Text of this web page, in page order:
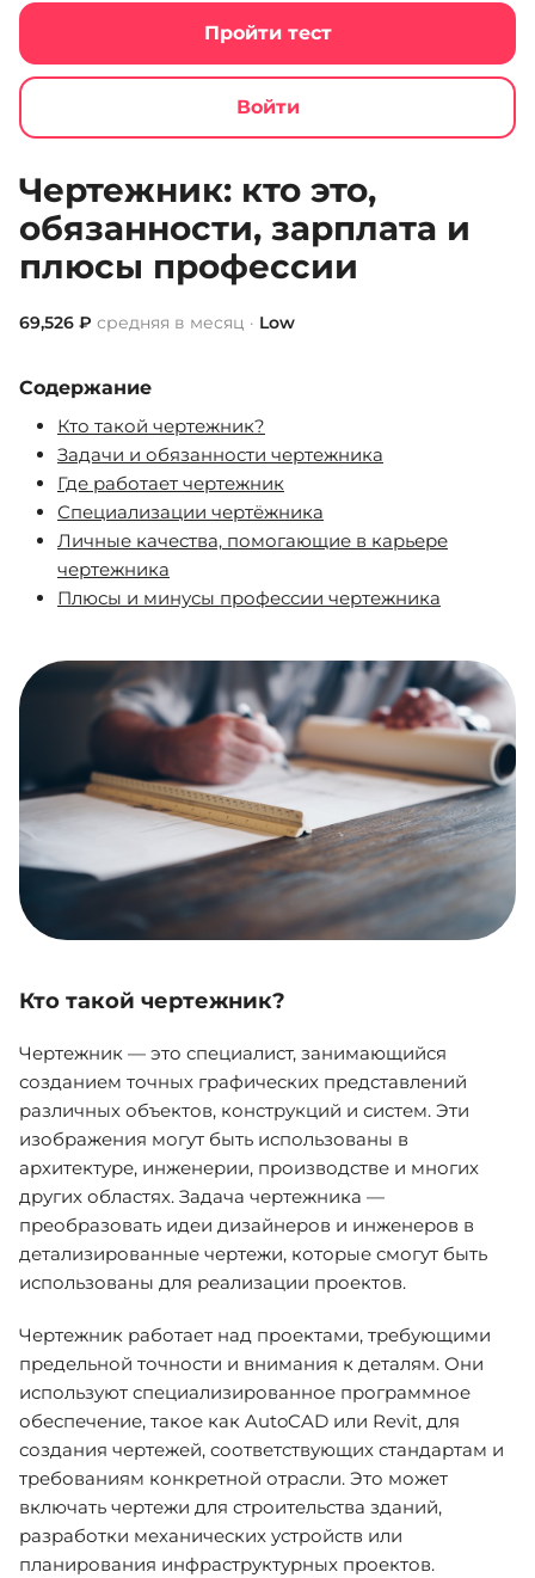
Пройти тест
Войти
Чертежник: кто это,
обязанности, зарплата и
плюсы профессии
69,526 ₽ средняя в месяц · Low
Содержание
Кто такой чертежник?
Задачи и обязанности чертежника
Где работает чертежник
Специализации чертёжника
Личные качества, помогающие в карьере
чертежника
Плюсы и минусы профессии чертежника
Кто такой чертежник?
Чертежник — это специалист, занимающийся
созданием точных графических представлений
различных объектов, конструкций и систем. Эти
изображения могут быть использованы в
архитектуре, инженерии, производстве и многих
других областях. Задача чертежника —
преобразовать идеи дизайнеров и инженеров в
детализированные чертежи, которые смогут быть
использованы для реализации проектов.
Чертежник работает над проектами, требующими
предельной точности и внимания к деталям. Они
используют специализированное программное
обеспечение, такое как AutoCAD или Revit, для
создания чертежей, соответствующих стандартам и
требованиям конкретной отрасли. Это может
включать чертежи для строительства зданий,
разработки механических устройств или
планирования инфраструктурных проектов.